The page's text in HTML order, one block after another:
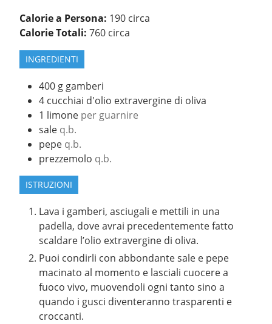
Calorie a Persona: 190 circa
Calorie Totali:760 circa
INGREDIENTI
400 g gamberi
4 cucchiai d'olio extravergine di oliva
1 limone per guarnire
sale q.b.
pepe q.b.
prezzemolo q.b.
ISTRUZIONI
Lava i gamberi, asciugali e mettili in una
padella, dove avrai precedentemente fatto
scaldare l’olio extravergine di oliva.
Puoi condirli con abbondante sale e pepe
macinato al momento e lasciali cuocere a
fuoco vivo, muovendoli ogni tanto sino a
quando i gusci diventeranno trasparenti e
croccanti.